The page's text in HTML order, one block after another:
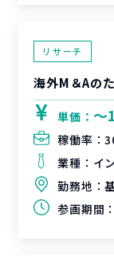
リサーチ
海外M＆Aの
単価： 〜
稼働率：
業種： イ
勤務地：
参画期間：